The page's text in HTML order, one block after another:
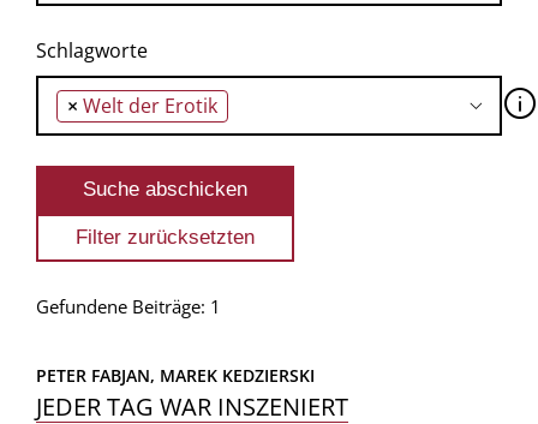
Schlagworte
× Welt der Erotik 🛈
Gefundene Beiträge: 1
PETER FABJAN, MAREK KEDZIERSKI
JEDER TAG WAR INSZENIERT